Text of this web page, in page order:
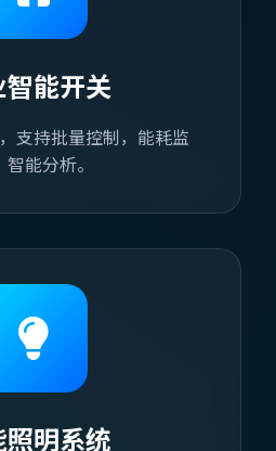
智能开关
支持批量控制，能耗监
智能分析。
明系统